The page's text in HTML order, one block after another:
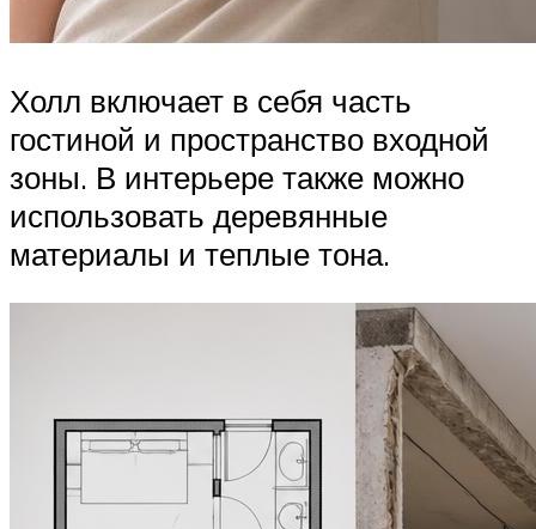
Холл включает в себя часть
гостиной и пространство входной
зоны. В интерьере также можно
использовать деревянные
материалы и теплые тона.